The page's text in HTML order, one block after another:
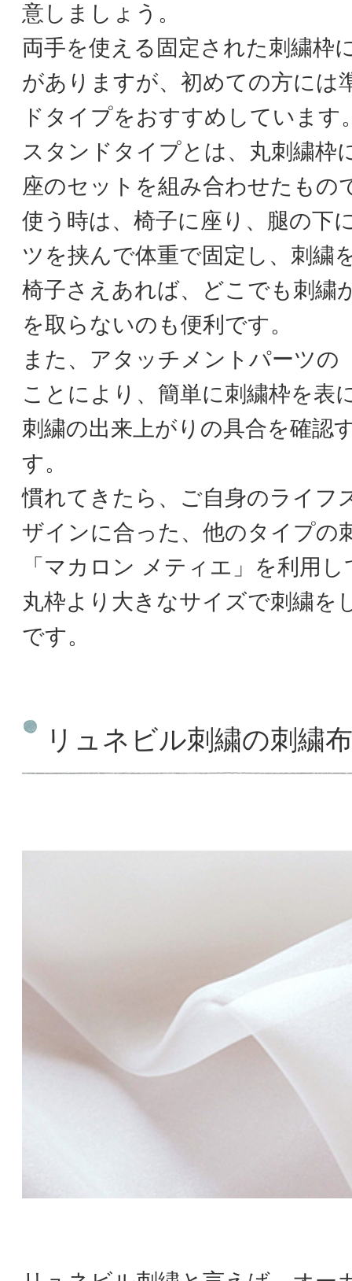
意しましょう。
両手を使える固定された刺繍枠
がありますが、初めての方には
ドタイプをおすすめしています
スタンドタイプとは、丸刺繍枠
座のセットを組み合わせたもの
使う時は、椅子に座り、腿の下
ツを挟んで体重で固定し、刺繍
椅子さえあれば、どこでも刺繍
を取らないのも便利です。
また、アタッチメントパーツの
ことにより、簡単に刺繍枠を表
刺繍の出来上がりの具合を確認
す。
慣れてきたら、ご自身のライフ
ザインに合った、他のタイプの
「マカロン メティエ」を利用
丸枠より大きなサイズで刺繍を
です。
リュネビル刺繍の刺繍布